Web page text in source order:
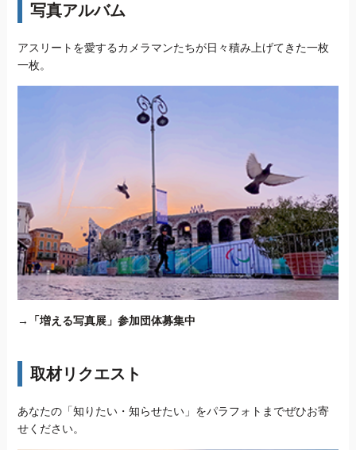
写真アルバム
アスリートを愛するカメラマンたちが日々積み上げてきた一枚
一枚。
→ 「増える写真展」参加団体募集中
取材リクエスト
あなたの「知りたい・知らせたい」をパラフォトまでぜひお寄
せください。